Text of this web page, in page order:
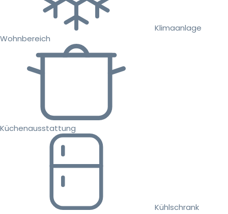
Klimaanlage
Wohnbereich
Küchenausstattung
Kühlschrank